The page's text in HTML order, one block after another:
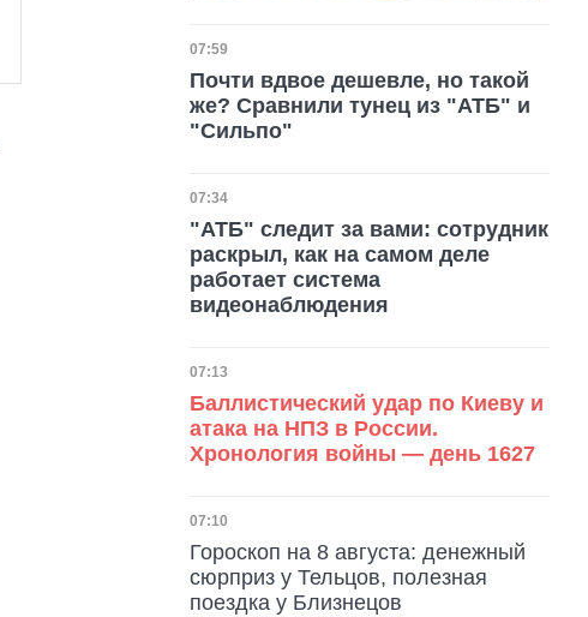
Дата публикации
07:59
Почти вдвое дешевле, но такой
же? Сравнили тунец из "АТБ" и
"Сильпо"
Дата публикации
07:34
"АТБ" следит за вами: сотрудник
раскрыл, как на самом деле
работает система
видеонаблюдения
Дата публикации
07:13
Баллистический удар по Киеву и
атака на НПЗ в России.
Хронология войны — день 1627
Дата публикации
07:10
Гороскоп на 8 августа: денежный
сюрприз у Тельцов, полезная
поездка у Близнецов